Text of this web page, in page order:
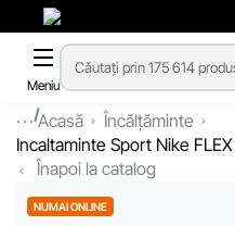
Meniu
...Acasă
Încălțăminte
Incaltaminte Sport Nike FLEX
Înapoi la catalog
NUMAI ONLINE